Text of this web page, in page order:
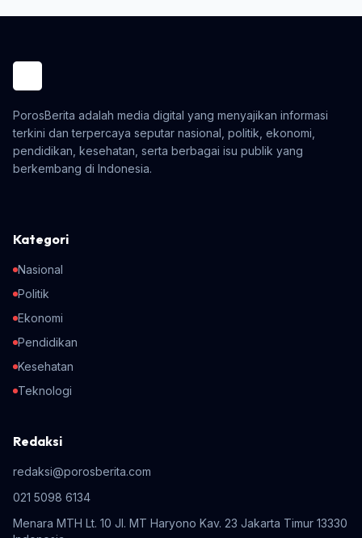
PorosBerita adalah media digital yang menyajikan informasi
terkini dan terpercaya seputar nasional, politik, ekonomi,
pendidikan, kesehatan, serta berbagai isu publik yang
berkembang di Indonesia.
Kategori
Nasional
Politik
Ekonomi
Pendidikan
Kesehatan
Teknologi
Redaksi
redaksi@porosberita.com
021 5098 6134
Menara MTH Lt. 10 Jl. MT Haryono Kav. 23 Jakarta Timur 13330